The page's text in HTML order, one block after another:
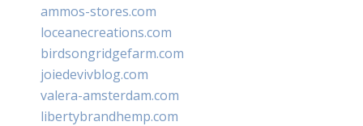
ammos-stores.com
loceanecreations.com
birdsongridgefarm.com
joiedevivblog.com
valera-amsterdam.com
libertybrandhemp.com